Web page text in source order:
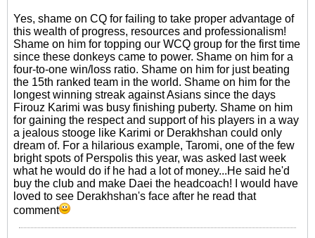
Yes, shame on CQ for failing to take proper advantage of
this wealth of progress, resources and professionalism!
Shame on him for topping our WCQ group for the first time
since these donkeys came to power. Shame on him for a
four-to-one win/loss ratio. Shame on him for just beating
the 15th ranked team in the world. Shame on him for the
longest winning streak against Asians since the days
Firouz Karimi was busy finishing puberty. Shame on him
for gaining the respect and support of his players in a way
a jealous stooge like Karimi or Derakhshan could only
dream of. For a hilarious example, Taromi, one of the few
bright spots of Perspolis this year, was asked last week
what he would do if he had a lot of money...He said he'd
buy the club and make Daei the headcoach! I would have
loved to see Derakhshan's face after he read that
comment